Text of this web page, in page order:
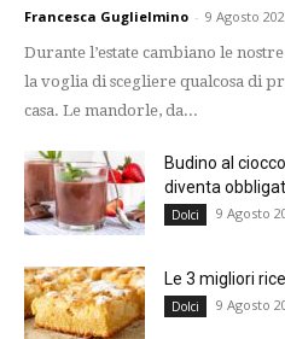
Francesca Guglielmino - 9 Agosto
Durante l’estate cambiano le
la voglia di scegliere qualcosa di
casa. Le mandorle, da...
Budino al
diventa
Dolci 9 Agosto
Le 3 migliori
Dolci 9 Agosto